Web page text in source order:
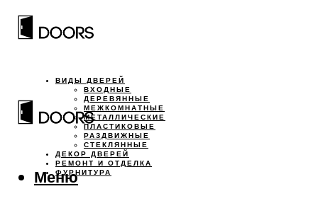
ВИДЫ ДВЕРЕЙ
ВХОДНЫЕ
ДЕРЕВЯННЫЕ
МЕЖКОМНАТНЫЕ
МЕТАЛЛИЧЕСКИЕ
ПЛАСТИКОВЫЕ
РАЗДВИЖНЫЕ
СТЕКЛЯННЫЕ
ДЕКОР ДВЕРЕЙ
РЕМОНТ И ОТДЕЛКА
ФУРНИТУРА
Меню